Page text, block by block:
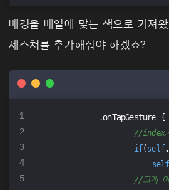
배경을 배열에 맞는 색으로 가져
제스쳐를 추가해줘야 하겠죠?
            .onTapGesture {
//index
if(self
self
//그게